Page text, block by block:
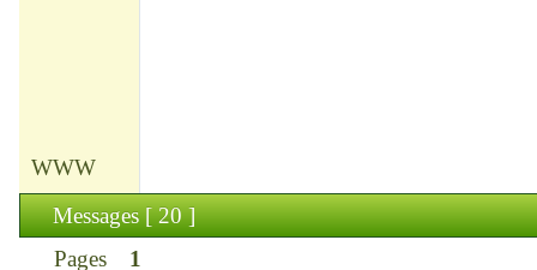
WWW
Messages [ 20 ]
Pages
1